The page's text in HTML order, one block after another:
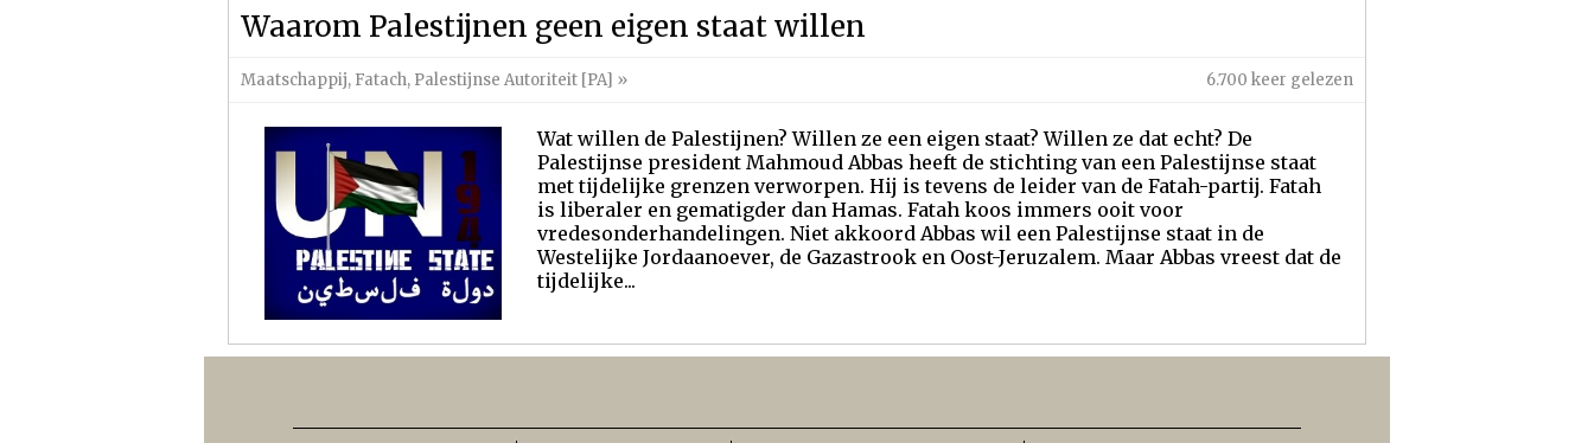
Waarom Palestijnen geen eigen staat willen
Maatschappij, Fatach, Palestijnse Autoriteit [PA] » 6.700 keer gelezen
Wat willen de Palestijnen? Willen ze een eigen staat? Willen ze dat echt? De
Palestijnse president Mahmoud Abbas heeft de stichting van een Palestijnse staat
met tijdelijke grenzen verworpen. Hij is tevens de leider van de Fatah-partij. Fatah
is liberaler en gematigder dan Hamas. Fatah koos immers ooit voor
vredesonderhandelingen. Niet akkoord Abbas wil een Palestijnse staat in de
Westelijke Jordaanoever, de Gazastrook en Oost-Jeruzalem. Maar Abbas vreest dat de
tijdelijke...